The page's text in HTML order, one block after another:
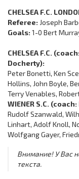
CHELSEA F.C.
Referee: Joseph
Goals: 1-0 Bert
CHELSEA F.C.
Docherty):
Peter Bonetti, Ken
Hollins, John Boyle,
Terry Venables,
WIENER S.C.
Rudolf Szanwald,
Linhart, Adolf Knoll,
Wolfgang Gayer,
Внимание! У Вас
текста.